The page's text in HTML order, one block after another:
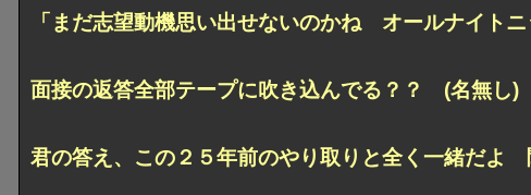
「まだ志望動機思い出せないのかね オールナイト
面接の返答全部テープに吹き込んでる？？ (名無し)
君の答え、この２５年前のやり取りと全く一緒だ